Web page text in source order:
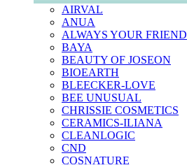
AIRVAL
ANUA
ALWAYS YOUR FRIEND
BAYA
BEAUTY OF JOSEON
BIOEARTH
BLEECKER-LOVE
BEE UNUSUAL
CHRISSIE COSMETICS
CERAMICS-ILIANA
CLEANLOGIC
CND
COSNATURE